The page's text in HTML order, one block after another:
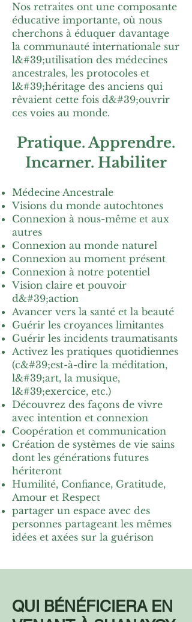
Nos retraites ont une composante
éducative importante, où nous
cherchons à éduquer davantage
la communauté internationale sur
l&#39;utilisation des médecines
ancestrales, les protocoles et
l&#39;héritage des anciens qui
rêvaient cette fois d&#39;ouvrir
ces voies au monde.
Pratique. Apprendre.
Incarner. Habiliter
Médecine Ancestrale
Visions du monde autochtones
Connexion à nous-même et aux
autres
Connexion au monde naturel
Connexion au moment présent
Connexion à notre potentiel
Vision claire et pouvoir
d&#39;action
Avancer vers la santé et la beauté
Guérir les croyances limitantes
Guérir les incidents traumatisants
Activez les pratiques quotidiennes
(c&#39;est-à-dire la méditation,
l&#39;art, la musique,
l&#39;exercice, etc.)
Découvrez des façons de vivre
avec intention et connexion
Coopération et communication
Création de systèmes de vie sains
dont les générations futures
hériteront
Humilité, Confiance, Gratitude,
Amour et Respect
partager un espace avec des
personnes partageant les mêmes
idées et axées sur la guérison
QUI BÉNÉFICIERA EN